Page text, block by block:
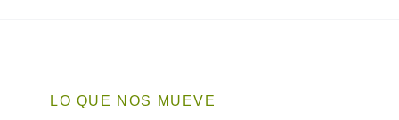
LO QUE NOS MUEVE